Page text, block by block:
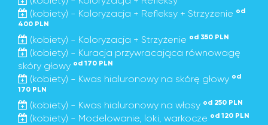
(kobiety) - Koloryzacja + Refleksy + Strzyżenie od
400 PLN
(kobiety) - Koloryzacja + Strzyżenie od 350 PLN
(kobiety) - Kuracja przywracająca równowagę
skóry głowy od 170 PLN
(kobiety) - Kwas hialuronowy na skórę głowy od
170 PLN
(kobiety) - Kwas hialuronowy na włosy od 250 PLN
(kobiety) - Modelowanie, loki, warkocze od 120 PLN